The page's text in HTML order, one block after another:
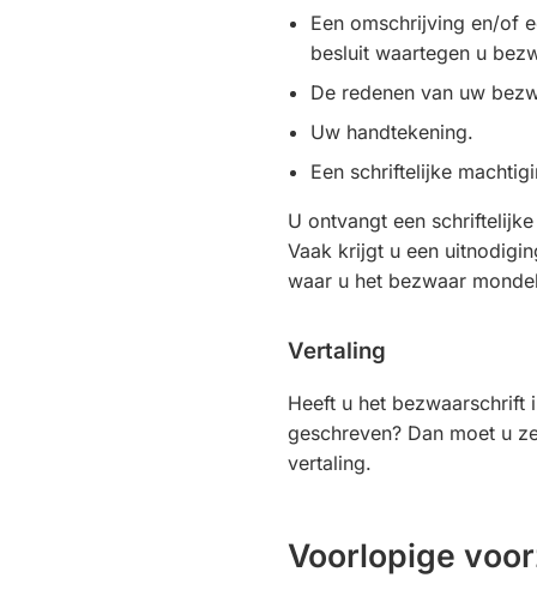
Een omschrijving en/of
besluit waartegen u
De redenen van uw
Uw handtekening.
Een schriftelijke
U ontvangt een
Vaak krijgt u een
waar u het bezwaar
Vertaling
Heeft u het bezwaarschrift
geschreven? Dan moet u
vertaling.
Voorlopige